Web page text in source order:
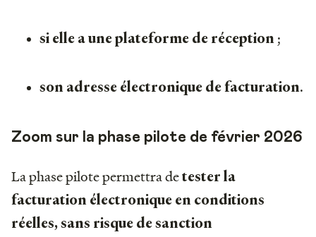
si elle a une plateforme de réception ;
son adresse électronique de facturation.
Zoom sur la phase pilote de février 2026
La phase pilote permettra detester la
facturation électronique en conditions
réelles, sans risque de sanction